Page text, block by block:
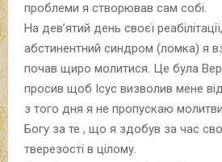
проблеми я створював сам собі.
На дев’ятий день своєї
абстинентний синдром (ломка) я
почав щиро молитися. Це була
просив щоб Ісус визволив мене
з того дня я не пропускаю
Богу за те , що я здобув за час
тверезості в цілому.